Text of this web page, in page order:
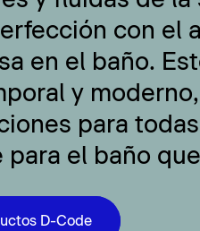
con el
en el baño.
y
para
para el baño
D-Code